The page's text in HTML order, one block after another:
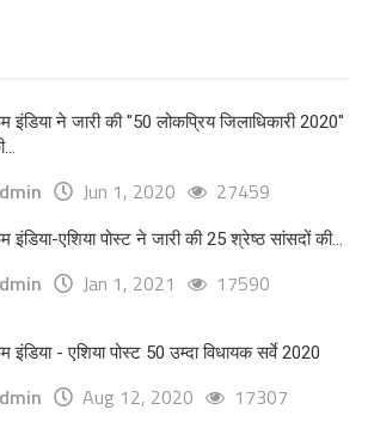
इंडिया ने जारी की "50 लोकप्रिय जिलाधिकारी 2020"
Jun 1, 2020 27459
इंडिया-एशिया पोस्ट ने जारी की 25 श्रेष्ठ सांसदों की...
Jan 1, 2021 17590
इंडिया - एशिया पोस्ट 50 उम्दा विधायक सर्वे 2020
Aug 12, 2020 17307